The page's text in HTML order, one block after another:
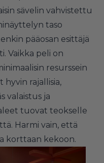
sävelin vahvistettu
taso
pääosan esittäjä
Vaikka peli on
resurssein
hyvin rajallisia,
valaistus ja
tuovat teokselle
Harmi vain, että
korttaan kekoon.